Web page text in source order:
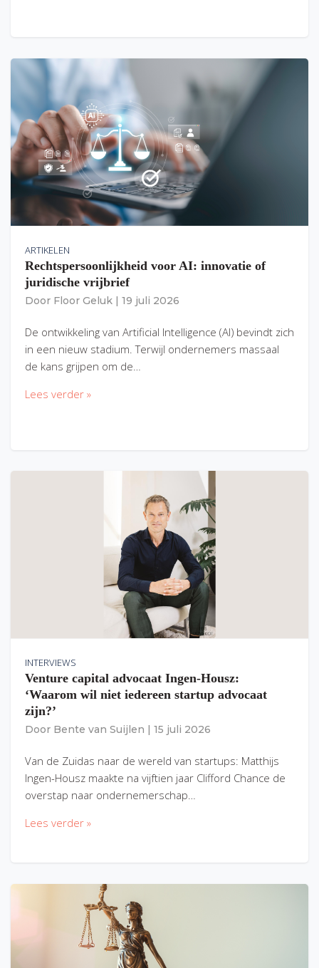
ARTIKELEN
Rechtspersoonlijkheid voor AI: innovatie of
juridische vrijbrief
Door Floor Geluk 19 juli 2026
De ontwikkeling van Artificial Intelligence (AI) bevindt zich
in een nieuw stadium. Terwijl ondernemers massaal
de kans grijpen om de…
Lees verder »
INTERVIEWS
Venture capital advocaat Ingen-Housz:
‘Waarom wil niet iedereen startup advocaat
zijn?’
Door Bente van Suijlen 15 juli 2026
Van de Zuidas naar de wereld van startups: Matthijs
Ingen-Housz maakte na vijftien jaar Clifford Chance de
overstap naar ondernemerschap…
Lees verder »